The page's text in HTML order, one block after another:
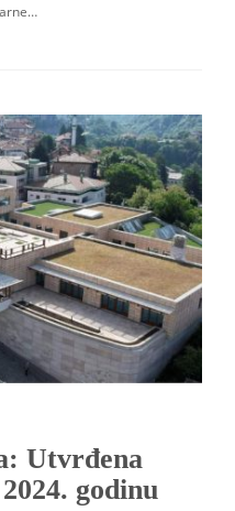
Utvrđena
godinu